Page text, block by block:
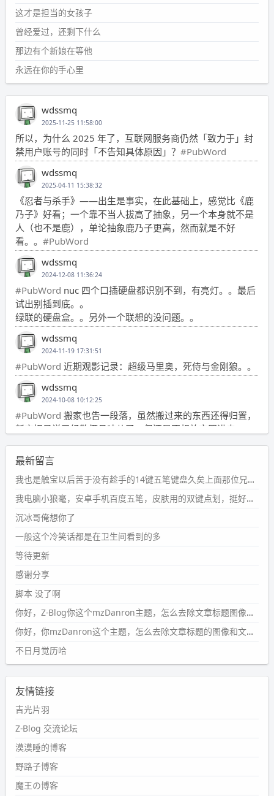
这才是担当的女孩子
曾经爱过，还剩下什么
那边有个新娘在等他
永远在你的手心里
wdssmq
2025-11-25 11:58:00
所以，为什么 2025 年了，互联网服务商仍然「致力于」封
禁用户账号的同时「不告知具体原因」？ #PubWord
wdssmq
2025-04-11 15:38:32
《忍者与杀手》——出生是事实，在此基础上，感觉比《鹿
乃子》好看；一个靠不当人拔高了抽象，另一个本身就不是
人（也不是鹿），单论抽象鹿乃子更高，然而就是不好
看。。 #PubWord
wdssmq
2024-12-08 11:36:24
#PubWord nuc 四个口插硬盘都识别不到，有亮灯。。最后
试出别插到底。。
绿联的硬盘盒。。另外一个联想的没问题。。
wdssmq
2024-11-19 17:31:51
#PubWord 近期观影记录：超级马里奥，死侍与金刚狼。。
wdssmq
2024-10-08 10:12:25
#PubWord 搬家也告一段落，虽然搬过来的东西还得归置，
新衣柜虽说已经散俩月味儿了，但还是不想放衣服进去。
wdssmq
2024-09-23 21:00:49
#PubWord要不我每年汇总整理一次？？碎雨集_沉冰浮水_
第1页https://www.wdssmq.com/tag/%E7%A2%8E%E9%9
B%A8%E9%9B%86/
wdssmq
2024-09-23 20:58:40
#PubWord
条嘟？？？？
wdssmq
2024-09-15 10:32:07
#PubWordVSCode 内 git 操作卡住的时候没办法主动取消
一直是个痛点，一般都是推送或拉取，今天连提交都卡
了。。
wdssmq
2024-09-11 08:45:43
#PubWord
然后天凉了，为了应对踢被子买了睡袋，不知道 1.2 米会不
会略窄。。
wdssmq
2024-09-09 19:43:00
#PubWord
表，21 年 11 月底发现 B 站上线了这部，直到前几天才看
最新留言
我也是触宝以后苦于没有趁手的14键五笔键盘久矣上面那位兄台用的百度双键点划布局我也用过很久，那个皮肤做得很粗糙，个别键位的触发区域是错位的，快速打字时很容易出错，修改它的皮肤文件校正后勉强能用，但早年出的皮肤分辨率太低，实在谈不上美观。百度小米定制版的商店里有一个"小黑板"皮肤还不错(百度官方输入法商店里没有)，但那个风格我不喜欢这两天找到了一个叫"森林集"的公众号，开发了海量的皮肤，很多都有14键版本，付费但很便宜，几块钱，终于有自己满意的输入法了搜了一下，这个工作室还是百度的官方合作伙伴，不知道为什么14键作品都不在官方商店上架，难道是百度官方在刻意放弃14键？
我电脑小狼毫，安卓手机百度五笔，皮肤用的双键点划，挺好的。
沉冰哥俺想你了
一般这个冷笑话都是在卫生间看到的多
等待更新
感谢分享
脚本 没了啊
你好，Z-Blog你这个mzDanron主题，怎么去除文章标题图像和文章摘要，仅显示标题，感谢回复！
你好，你mzDanron这个主题，怎么去除文章标题的图像和文章摘要！仅显示标题，感谢回复解决！
不日月觉历哈
友情链接
吉光片羽
Z-Blog 交流论坛
漠漠睡的博客
野路子博客
魔王の博客